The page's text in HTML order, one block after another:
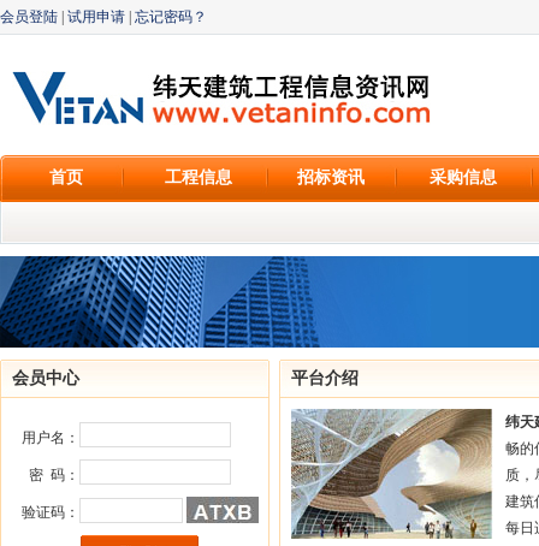
会员登陆 试用申请 忘记密码？
首页 工程信息 招标资讯 采购信息
会员中心
用户名：
密 码：
验证码：
平台介绍
纬天
畅的
质，
建筑
每日